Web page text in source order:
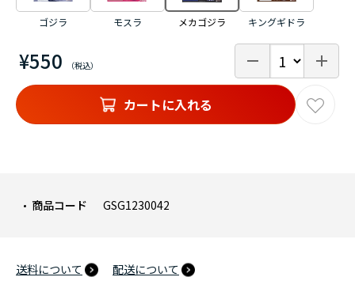
¥550
商品コード GSG1230042
送料について 配送について
ゴジラ モスラ メカゴジラ キングギドラ
カートに入れる